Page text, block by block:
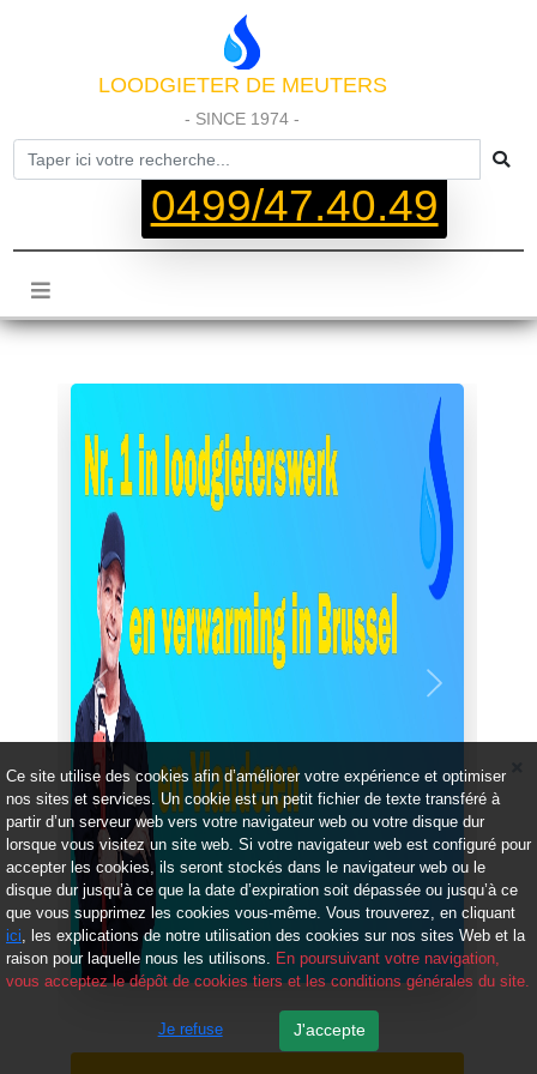
LOODGIETER DE MEUTERS
- SINCE 1974 -
0499/47.40.49
Précédent Suivant
Ce site utilise des cookies afin d’améliorer votre expérience et optimiser
nos sites et services. Un cookie est un petit fichier de texte transféré à
partir d’un serveur web vers votre navigateur web ou votre disque dur
lorsque vous visitez un site web. Si votre navigateur web est configuré pour
accepter les cookies, ils seront stockés dans le navigateur web ou le
disque dur jusqu’à ce que la date d’expiration soit dépassée ou jusqu’à ce
que vous supprimez les cookies vous-même. Vous trouverez, en cliquant
ici, les explications de notre utilisation des cookies sur nos sites Web et la
raison pour laquelle nous les utilisons. En poursuivant votre navigation,
vous acceptez le dépôt de cookies tiers et les conditions générales du site.
Je refuse J'accepte